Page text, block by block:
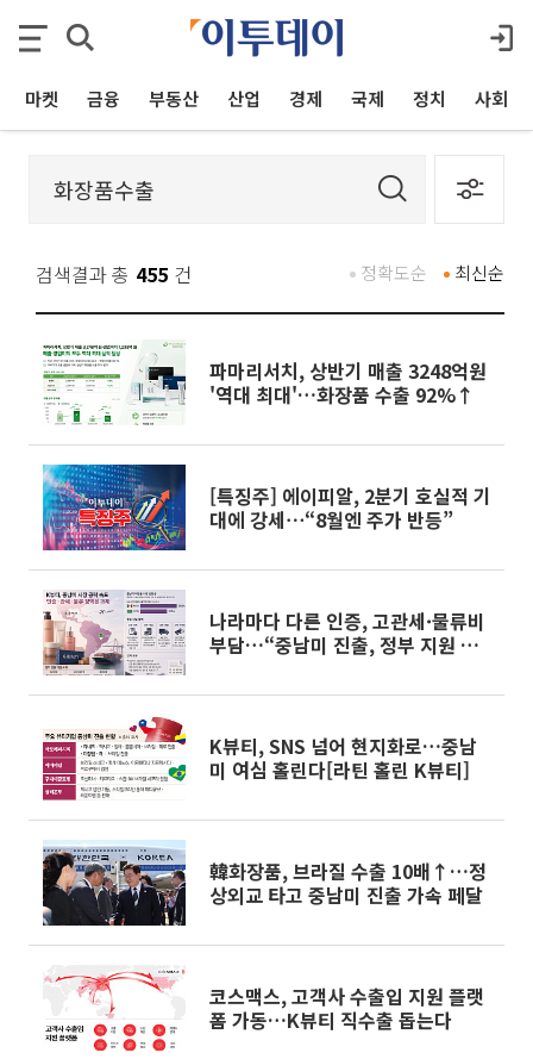
마켓 금융 부동산 산업 경제 국제 정치 사회
검색결과 총 455 건 최신순
정확도순
파마리서치, 상반기 매출 3248억원
'역대 최대'…화장품 수출 92%↑
[특징주] 에이피알, 2분기 호실적 기
대에 강세⋯“8월엔 주가 반등”
나라마다 다른 인증, 고관세·물류비
부담…“중남미 진출, 정부 지원 뒷
K뷰티, SNS 넘어 현지화로…중남
미 여심 홀린다[라틴 홀린 K뷰티]
韓화장품, 브라질 수출 10배↑…정
상외교 타고 중남미 진출 가속 페달
코스맥스, 고객사 수출입 지원 플랫
폼 가동…K뷰티 직수출 돕는다